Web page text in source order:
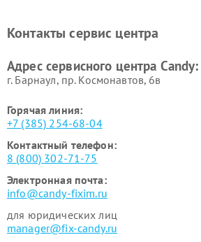
Контакты сервис центра
Адрес сервисного центра Candy:
г. Барнаул, ​пр. Космонавтов, 6в
Горячая линия:
+7 (385) 254-68-04
Контактный телефон:
8 (800) 302-71-75
Электронная почта:
info@candy-fixim.ru
для юридических лиц
manager@fix-candy.ru